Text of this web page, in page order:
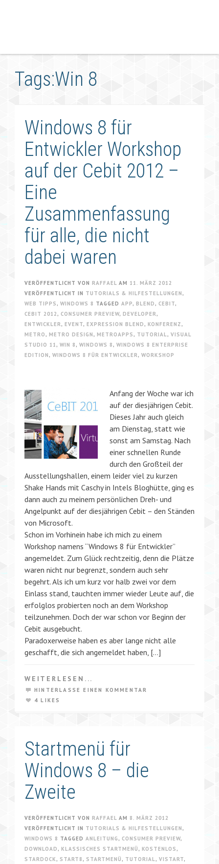
Tags:Win 8
Windows 8 für
Entwickler Workshop
auf der Cebit 2012 –
Eine
Zusammenfassung
für alle, die nicht
dabei waren
VERÖFFENTLICHT VON RAFFAEL AM 11. MÄRZ 2012
VERÖFFENTLICHT IN TUTORIALS & HILFESTELLUNGEN ,
WEB TIPPS , WINDOWS 8 TAGGED APP, BLEND , CEBIT,
CEBIT 2012 , CONSUMER PREVIEW, DEVELOPER,
ENTWICKLER, EVENT, EXPRESSION BLEND , KONFERENZ ,
METRO , METRO DESIGN , METROAPPS , TUTORIAL, VISUAL
STUDIO 11 , WIN 8 , WINDOWS 8 , WINDOWS 8 ENTERPRISE
EDITION , WINDOWS 8 FÜR ENTWICKLER, WORKSHOP
Anfang der Woche war ich
auf der diesjährigen Cebit.
Dieses Jahr auch gleich
am Dienstag, statt wie
sonst am Samstag. Nach
einer schnellen Runde
durch den Großteil der
Ausstellungshallen, einem leider viel zu kurzen
Shake Hands mit Caschy in Intels Bloghütte, ging es
dann auch zu meinem persönlichen Dreh- und
Angelpunkt auf der diesjährigen Cebit – den Ständen
von Microsoft.
Schon im Vorhinein habe ich mich zu einem
Workshop namens “Windows 8 für Entwickler”
angemeldet. Zum Glück rechtzeitig, denn die Plätze
waren nicht nur begrenzt, sondern auch sehr
begehrt. Als ich um kurz vor halb zwei vor dem
Einlass stand, tauchten immer wieder Leute auf, die
erfolglos probierten noch an dem Workshop
teilzunehmen. Doch der war schon vor Beginn der
Cebit ausgebucht.
Paradoxerweise haben es aber lange nicht alle
geschafft, die sich angemeldet haben, […]
WEITERLESEN...
HINTERLASSE EINEN KOMMENTAR
4 LIKES
Startmenü für
Windows 8 – die
Zweite
VERÖFFENTLICHT VON RAFFAEL AM 8. MÄRZ 2012
VERÖFFENTLICHT IN TUTORIALS & HILFESTELLUNGEN ,
WINDOWS 8 TAGGED ANLEITUNG , CONSUMER PREVIEW,
DOWNLOAD , KLASSISCHES STARTMENÜ , KOSTENLOS ,
STARDOCK, START8 , STARTMENÜ , TUTORIAL, VISTART,